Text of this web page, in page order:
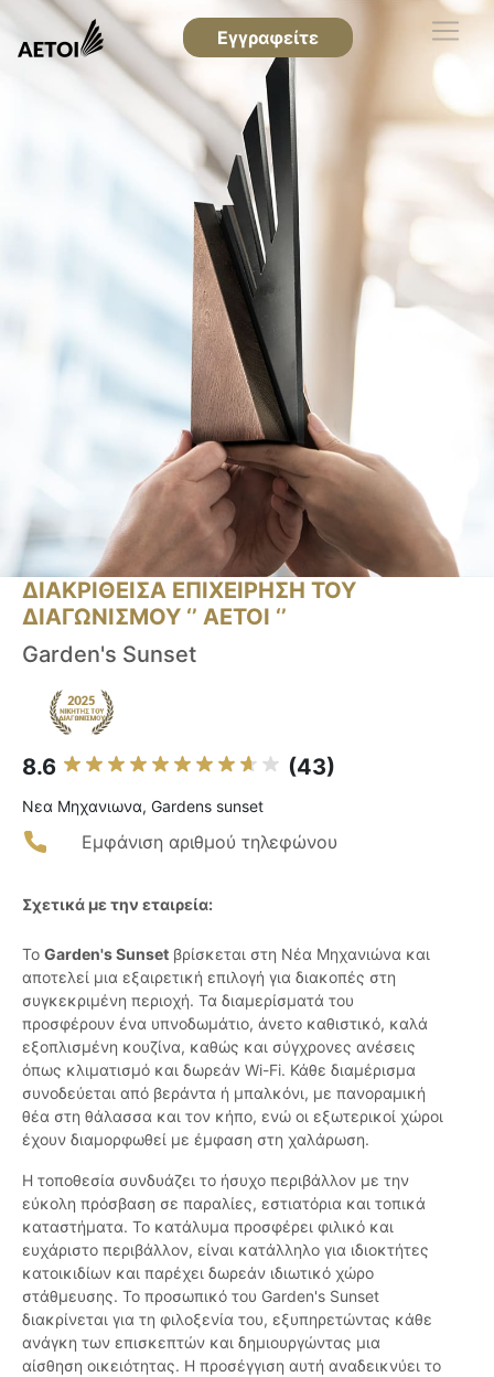
Εγγραφείτε
ΔΙΑΚΡΙΘΕΙΣΑ ΕΠΙΧΕΙΡΗΣΗ ΤΟΥ
ΔΙΑΓΩΝΙΣΜΟΥ ‘’ ΑΕΤΟΙ ‘’
Garden's Sunset
8.6 (43)
Νεα Μηχανιωνα, Gardens sunset
Εμφάνιση αριθμού τηλεφώνου
Σχετικά με την εταιρεία:
Το Garden's Sunset βρίσκεται στη Νέα Μηχανιώνα και
αποτελεί μια εξαιρετική επιλογή για διακοπές στη
συγκεκριμένη περιοχή. Τα διαμερίσματά του
προσφέρουν ένα υπνοδωμάτιο, άνετο καθιστικό, καλά
εξοπλισμένη κουζίνα, καθώς και σύγχρονες ανέσεις
όπως κλιματισμό και δωρεάν Wi-Fi. Κάθε διαμέρισμα
συνοδεύεται από βεράντα ή μπαλκόνι, με πανοραμική
θέα στη θάλασσα και τον κήπο, ενώ οι εξωτερικοί χώροι
έχουν διαμορφωθεί με έμφαση στη χαλάρωση.
Η τοποθεσία συνδυάζει το ήσυχο περιβάλλον με την
εύκολη πρόσβαση σε παραλίες, εστιατόρια και τοπικά
καταστήματα. Το κατάλυμα προσφέρει φιλικό και
ευχάριστο περιβάλλον, είναι κατάλληλο για ιδιοκτήτες
κατοικιδίων και παρέχει δωρεάν ιδιωτικό χώρο
στάθμευσης. Το προσωπικό του Garden's Sunset
διακρίνεται για τη φιλοξενία του, εξυπηρετώντας κάθε
ανάγκη των επισκεπτών και δημιουργώντας μια
αίσθηση οικειότητας. Η προσέγγιση αυτή αναδεικνύει το